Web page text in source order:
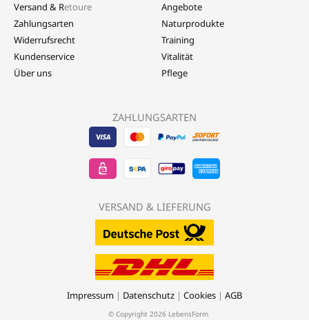
ZAHLUNGSARTEN
Visa
-
LebensForm24
Mastercard
-
Sofort
-
EPS
-
LebensForm24
Sepa
Banktransfer
-
VERSAND & LIEFERUNG
Angebote
Naturprodukte
Training
Vitalität
Pflege
Versand & Retoure
Zahlungsarten
Widerrufsrecht
Kundenservice
Über uns
Impressum | Datenschutz | Cookies | AGB
© Copyright 2026 LebensForm